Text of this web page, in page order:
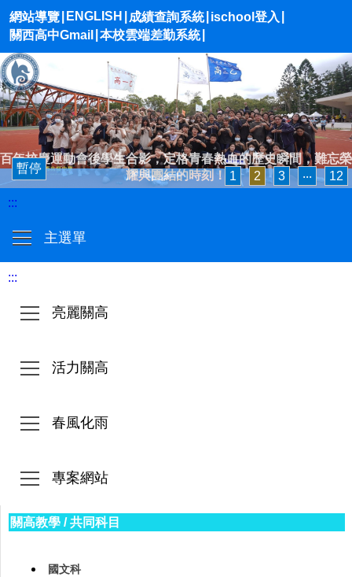
網站導覽 ENGLISH 成績查詢系統 ischool登入
關西高中Gmail
本校雲端差勤系統
暫停
1 2 3 ‧‧‧ 12
百年校慶運動會後學生合影，定格青春熱血的歷史瞬間，難忘榮
耀與團結的時刻！
:::
主選單
:::
亮麗關高
活力關高
春風化雨
專案網站
關高教學 /共同科目
國文科